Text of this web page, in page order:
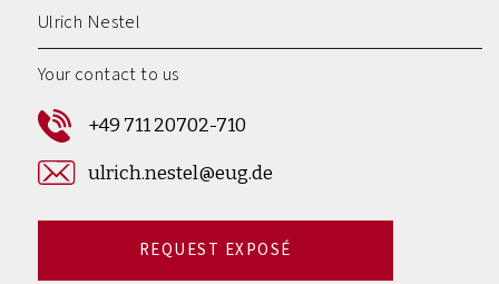
Ulrich Nestel
Your contact to us
+49 711 20702-710
ulrich.nestel@eug.de
REQUEST EXPOSÉ